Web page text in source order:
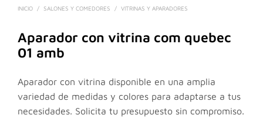
INICIO / SALONES Y COMEDORES / VITRINAS Y APARADORES
Aparador con vitrina com quebec
01 amb
Aparador con vitrina disponible en una amplia
variedad de medidas y colores para adaptarse a tus
necesidades. Solicita tu presupuesto sin compromiso.